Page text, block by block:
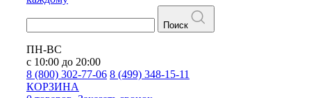
Поиск
ПН-ВС
с 10:00 до 20:00
8 (800) 302-77-06 8 (499) 348-15-11
КОРЗИНА